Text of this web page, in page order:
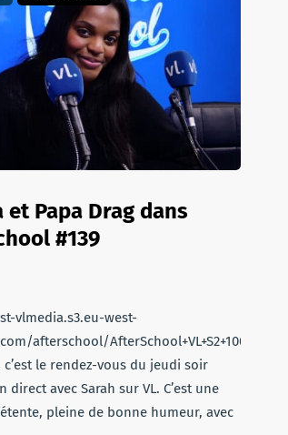
Papa Drag dans
#139
vlmedia.s3.eu-west-
afterschool/AfterSchool+VL+S2+100222.mp3
c’est le rendez-vous du jeudi soir
direct avec Sarah sur VL. C’est une
pleine de bonne humeur, avec